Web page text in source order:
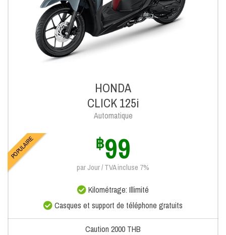
HONDA
CLICK 125i
Automatique
POPULAIRE ฿99
par Jour / TVA incluse 7%
Kilométrage: Illimité
Casques et support de téléphone gratuits
Caution 2000 THB